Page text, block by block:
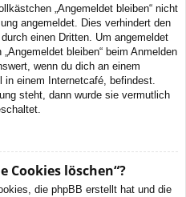
„Angemeldet bleiben“ nicht
angemeldet. Dies verhindert den
einen Dritten. Um angemeldet
bleiben“ beim Anmelden
wenn du dich an einem
einem Internetcafé, befindest.
steht, dann wurde sie vermutlich
Cookies löschen“?
die phpBB erstellt hat und die